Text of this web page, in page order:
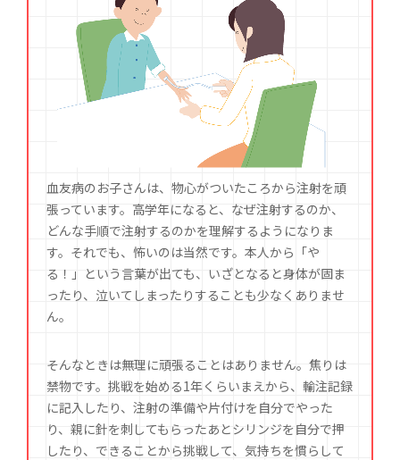
血友病のお子さんは、物心がついたころから注射を頑
張っています。高学年になると、なぜ注射するのか、
どんな手順で注射するのかを理解するようになりま
す。それでも、怖いのは当然です。本人から「や
る！」という言葉が出ても、いざとなると身体が固ま
ったり、泣いてしまったりすることも少なくありませ
ん。
そんなときは無理に頑張ることはありません。焦りは
禁物です。挑戦を始める1年くらいまえから、輸注記録
に記入したり、注射の準備や片付けを自分でやった
り、親に針を刺してもらったあとシリンジを自分で押
したり、できることから挑戦して、気持ちを慣らして